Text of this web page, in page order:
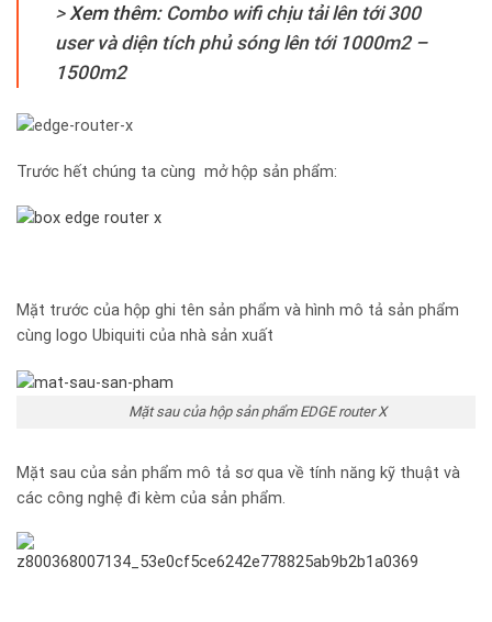
> Xem thêm: Combo wifi chịu tải lên tới 300
user và diện tích phủ sóng lên tới 1000m2 –
1500m2
Trước hết chúng ta cùng mở hộp sản phẩm:
Mặt trước của hộp ghi tên sản phẩm và hình mô tả sản phẩm
cùng logo Ubiquiti của nhà sản xuất
Mặt sau của hộp sản phẩm EDGE router X
Mặt sau của sản phẩm mô tả sơ qua về tính năng kỹ thuật và
các công nghệ đi kèm của sản phẩm.